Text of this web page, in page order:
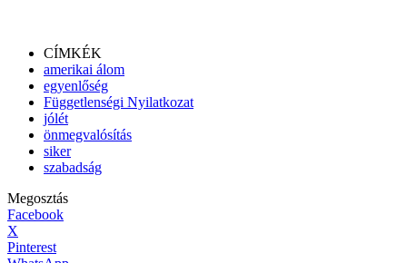
CÍMKÉK
amerikai álom
egyenlőség
Függetlenségi Nyilatkozat
jólét
önmegvalósítás
siker
szabadság
Megosztás
Facebook
X
Pinterest